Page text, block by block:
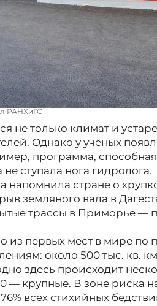
РАНХиГС
не только климат и
Однако у учёных
программа,
ступала нога гидролога.
напомнила стране о
земляного вала в
трассы в Приморье —
из первых мест в мире
около 500 тыс. кв.
здесь происходит
— крупные. В зоне риска
всех стихийных